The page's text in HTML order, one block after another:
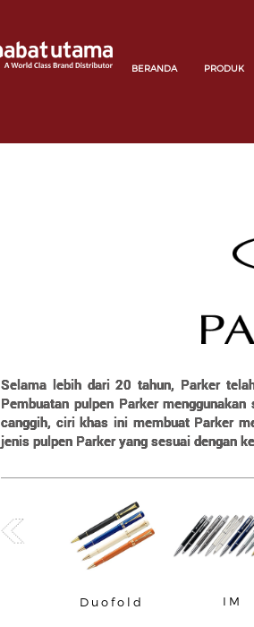
BERANDA PRODUK
Selama lebih dari 20 tahun, Parker
Pembuatan pulpen Parker
canggih, ciri khas ini membuat Parker
jenis pulpen Parker yang sesuai dengan
Duofold IM